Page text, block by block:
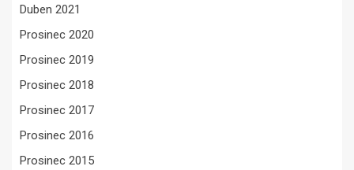
Duben 2021
Prosinec 2020
Prosinec 2019
Prosinec 2018
Prosinec 2017
Prosinec 2016
Prosinec 2015